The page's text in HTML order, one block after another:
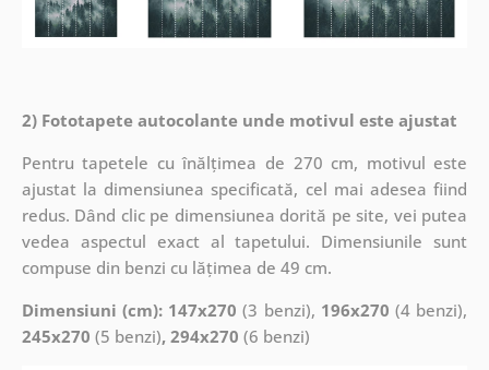
2) Fototapete autocolante unde motivul este ajustat
Pentru tapetele cu înălțimea de 270 cm, motivul este
ajustat la dimensiunea specificată, cel mai adesea fiind
redus. Dând clic pe dimensiunea dorită pe site, vei putea
vedea aspectul exact al tapetului. Dimensiunile sunt
compuse din benzi cu lățimea de 49 cm.
Dimensiuni (cm): 147x270 (3 benzi), 196x270 (4 benzi),
245x270 (5 benzi), 294x270 (6 benzi)